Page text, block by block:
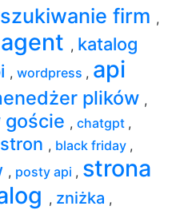
firm ,
, katalog
, wordpress , api
plików ,
goście , chatgpt ,
, black friday ,
, posty api , strona
, zniżka ,